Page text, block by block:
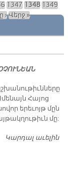
1347 1348 1349
›Վերջ »
Հայոց
երեւոյթ մըն
մը:
Կարդալ աւելին